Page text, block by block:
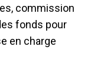
commission
fonds pour
en charge